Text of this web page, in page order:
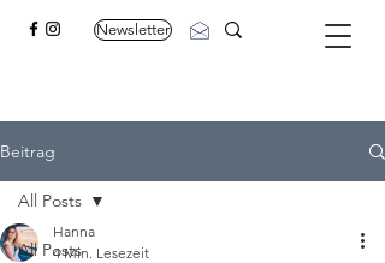
Newsletter
Beitrag
All Posts
All Posts
Hanna
4 Min. Lesezeit